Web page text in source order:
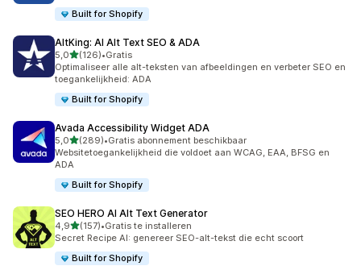
Built for Shopify
AltKing: AI Alt Text SEO & ADA
5,0van 5 sterren
(126)
126 recensies in totaal
•Gratis
Optimaliseer alle alt-teksten van afbeeldingen en verbeter SEO en
toegankelijkheid: ADA
Built for Shopify
Avada Accessibility Widget ADA
5,0van 5 sterren
(289)
289 recensies in totaal
•Gratis abonnement beschikbaar
Websitetoegankelijkheid die voldoet aan WCAG, EAA, BFSG en
ADA
Built for Shopify
SEO HERO AI Alt Text Generator
4,9van 5 sterren
(157)
157 recensies in totaal
•Gratis te installeren
Secret Recipe AI: genereer SEO-alt-tekst die echt scoort
Built for Shopify